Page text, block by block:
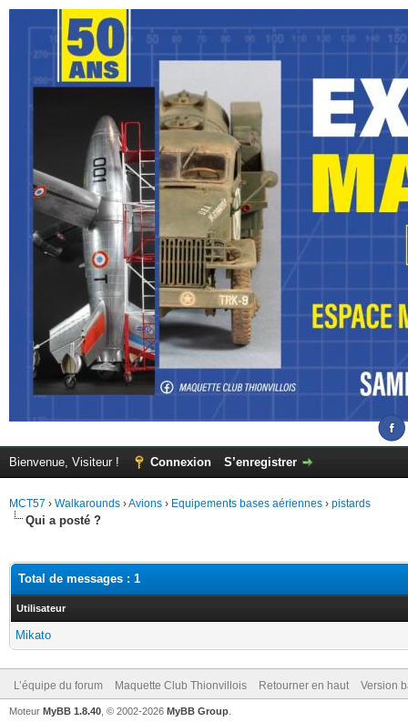
Bienvenue, Visiteur ! Connexion S’enregistrer
MCT57 › Walkarounds ›Avions › Equipements bases aériennes › pistards
Qui a posté ?
Total de messages : 1
Utilisateur
Mikato
L’équipe du forum Maquette Club Thionvillois Retourner en haut Version
Moteur MyBB 1.8.40 , © 2002-2026 MyBB Group